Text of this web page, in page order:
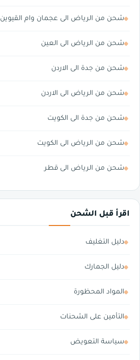
شحن من الرياض الى عجمان وام القيوين
شحن من الرياض الى العين
شحن من جدة الى الاردن
شحن من الرياض الى الاردن
شحن من جدة الى الكويت
شحن من الرياض الى الكويت
شحن من الرياض الى قطر
اقرأ قبل الشحن
دليل التغليف
دليل الجمارك
المواد المحظورة
التأمين على الشحنات
سياسة التعويض